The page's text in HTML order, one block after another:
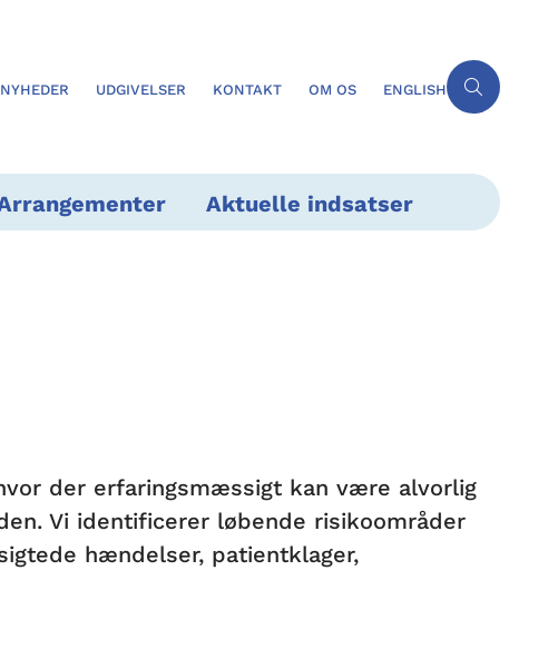
NYHEDER UDGIVELSER KONTAKT OM OS ENGLISH
Aktuelle indsatser
der erfaringsmæssigt kan være alvorlig
Vi identificerer løbende risikoområder
hændelser, patientklager,